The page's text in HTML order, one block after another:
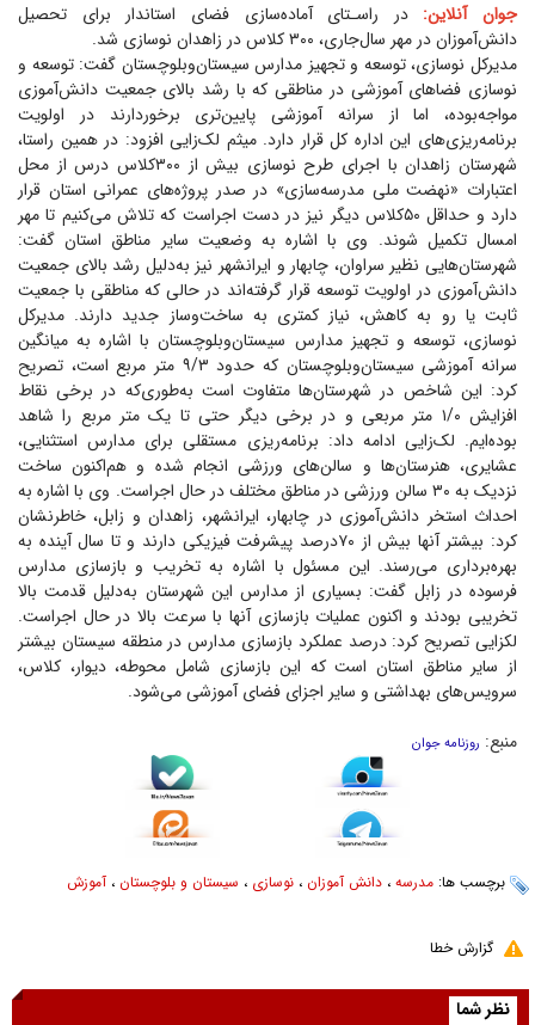
جوان آنلاین: در راسـتای آماده‌سازی فضای استاندار برای تحصیل
دانش‌آموزان در مهر سال‌جاری، ۳۰۰ کلاس در زاهدان نوسازی شد.
مدیرکل نوسازی، توسعه و تجهیز مدارس سیستان‌و‌بلوچستان گفت: توسعه و
نوسازی فضا‌های آموزشی در مناطقی که با رشد بالای جمعیت دانش‌آموزی
مواجه‌بوده، اما از سرانه آموزشی پایین‌تری برخوردارند در اولویت
برنامه‌ریزی‌های این اداره کل قرار دارد. میثم لک‌زایی افزود: در همین راستا،
شهرستان زاهدان با اجرای طرح نوسازی بیش از ۳۰۰کلاس درس از محل
اعتبارات «نهضت ملی مدرسه‌سازی» در صدر پروژه‌های عمرانی استان قرار
دارد و حداقل ۵۰کلاس دیگر نیز در دست اجراست که تلاش می‌کنیم تا مهر
امسال تکمیل شوند. وی با اشاره به وضعیت سایر مناطق استان گفت:
شهرستان‌هایی نظیر سراوان، چابهار و ایرانشهر نیز به‌دلیل رشد بالای جمعیت
دانش‌آموزی در اولویت توسعه قرار گرفته‌اند در حالی که مناطقی با جمعیت
ثابت یا رو به کاهش، نیاز کمتری به ساخت‌وساز جدید دارند. مدیرکل
نوسازی، توسعه و تجهیز مدارس سیستان‌و‌بلوچستان با اشاره به میانگین
سرانه آموزشی سیستان‌و‌بلوچستان که حدود ۹/۳ متر مربع است، تصریح
کرد: این شاخص در شهرستان‌ها متفاوت است به‌طوری‌که در برخی نقاط
افزایش ۱/۰ متر مربعی و در برخی دیگر حتی تا یک متر مربع را شاهد
بوده‌ایم. لک‌زایی ادامه داد: برنامه‌ریزی مستقلی برای مدارس استثنایی،
عشایری، هنرستان‌ها و سالن‌های ورزشی انجام شده و هم‌اکنون ساخت
نزدیک به ۳۰ سالن ورزشی در مناطق مختلف در حال اجراست. وی با اشاره به
احداث استخر دانش‌آموزی در چابهار، ایرانشهر، زاهدان و زابل، خاطرنشان
کرد: بیشتر آنها بیش از ۷۰درصد پیشرفت فیزیکی دارند و تا سال آینده به
بهره‌برداری می‌رسند. این مسئول با اشاره به تخریب و بازسازی مدارس
فرسوده در زابل گفت: بسیاری از مدارس این شهرستان به‌دلیل قدمت بالا
تخریبی بودند و اکنون عملیات بازسازی آنها با سرعت بالا در حال اجراست.
لکزایی تصریح کرد: درصد عملکرد بازسازی مدارس در منطقه سیستان بیشتر
از سایر مناطق استان است که این بازسازی شامل محوطه، دیوار، کلاس،
سرویس‌های بهداشتی و سایر اجزای فضای آموزشی می‌شود.
منبع: روزنامه جوان
برچسب ها: مدرسه ، دانش آموزان ، نوسازی ، سیستان و بلوچستان ، آموزش
گزارش خطا
نظر شما